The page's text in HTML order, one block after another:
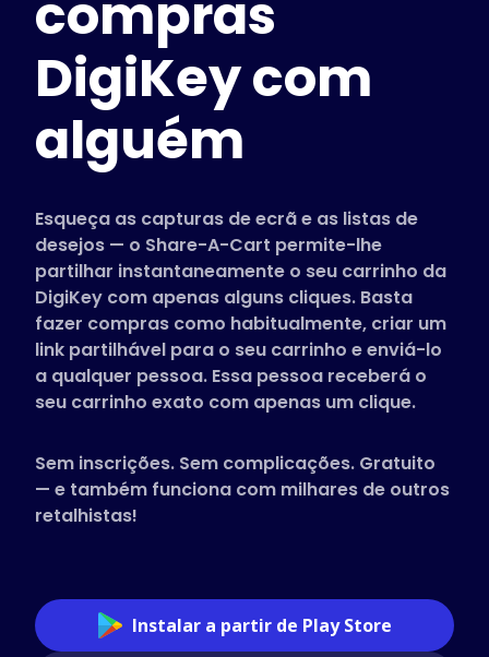
Obtenha
Iniciar sessão
Lojas suportadas
Português
(Portuguese)
compras
DigiKey com
alguém
Esqueça as capturas de ecrã e as listas de
desejos — o Share-A-Cart permite-lhe
partilhar instantaneamente o seu carrinho da
DigiKey com apenas alguns cliques. Basta
fazer compras como habitualmente, criar um
link partilhável para o seu carrinho e enviá-lo
a qualquer pessoa. Essa pessoa receberá o
seu carrinho exato com apenas um clique.
Sem inscrições. Sem complicações. Gratuito
— e também funciona com milhares de outros
retalhistas!
Instalar a partir de Play Store